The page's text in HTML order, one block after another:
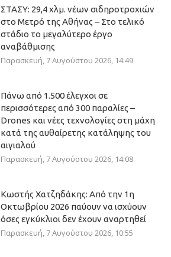
ΣΤΑΣΥ: 29,4 χλμ. νέων σιδηροτροχιών
στο Μετρό της Αθήνας – Στο τελικό
στάδιο το μεγαλύτερο έργο
αναβάθμισης
Παρασκευή, 7 Αυγούστου 2026, 14:49
Πάνω από 1.500 έλεγχοι σε
περισσότερες από 300 παραλίες –
Drones και νέες τεχνολογίες στη μάχη
κατά της αυθαίρετης κατάληψης του
αιγιαλού
Παρασκευή, 7 Αυγούστου 2026, 14:08
Κωστής Χατζηδάκης: Από την 1η
Οκτωβρίου 2026 παύουν να ισχύουν
όσες εγκύκλιοι δεν έχουν αναρτηθεί
Παρασκευή, 7 Αυγούστου 2026, 10:55